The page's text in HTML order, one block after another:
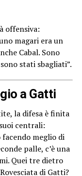
offensiva:
magari era un
Cabal. Sono
stati sbagliati”.
a Gatti
la difesa è finita
centrali:
meglio di
palle, c’è una
Quei tre dietro
di Gatti?